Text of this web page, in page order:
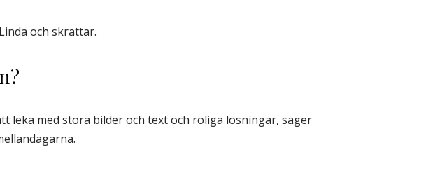
och skrattar.
leka med stora bilder och text och roliga lösningar, säger